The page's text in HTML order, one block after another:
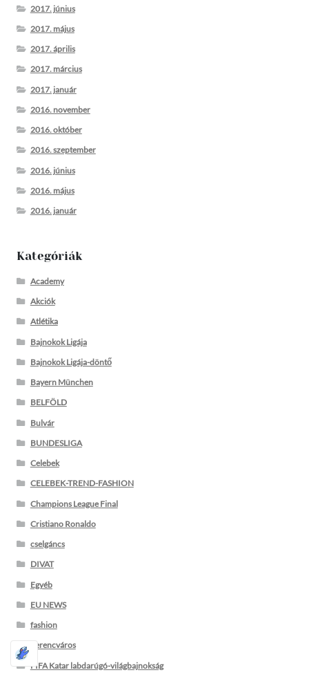
2017. június
2017. május
2017. április
2017. március
2017. január
2016. november
2016. október
2016. szeptember
2016. június
2016. május
2016. január
Kategóriák
Academy
Akciók
Atlétika
Bajnokok Ligája
Bajnokok Ligája-döntő
Bayern München
BELFÖLD
Bulvár
BUNDESLIGA
Celebek
CELEBEK-TREND-FASHION
Champions League Final
Cristiano Ronaldo
cselgáncs
DIVAT
Egyéb
EU NEWS
fashion
Ferencváros
FIFA Katar labdarúgó-világbajnokság